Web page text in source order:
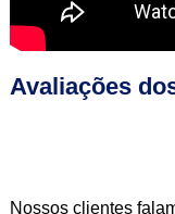
Avaliações
Nossos clientes